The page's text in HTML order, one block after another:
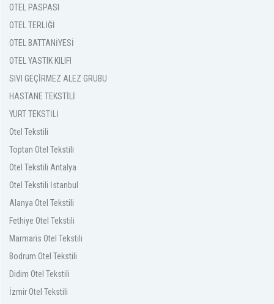
OTEL PASPASI
OTEL TERLİĞİ
OTEL BATTANİYESİ
OTEL YASTIK KILIFI
SIVI GEÇİRMEZ ALEZ GRUBU
HASTANE TEKSTİLİ
YURT TEKSTİLİ
Otel Tekstili
Toptan Otel Tekstili
Otel Tekstili Antalya
Otel Tekstili İstanbul
Alanya Otel Tekstili
Fethiye Otel Tekstili
Marmaris Otel Tekstili
Bodrum Otel Tekstili
Didim Otel Tekstili
İzmir Otel Tekstili